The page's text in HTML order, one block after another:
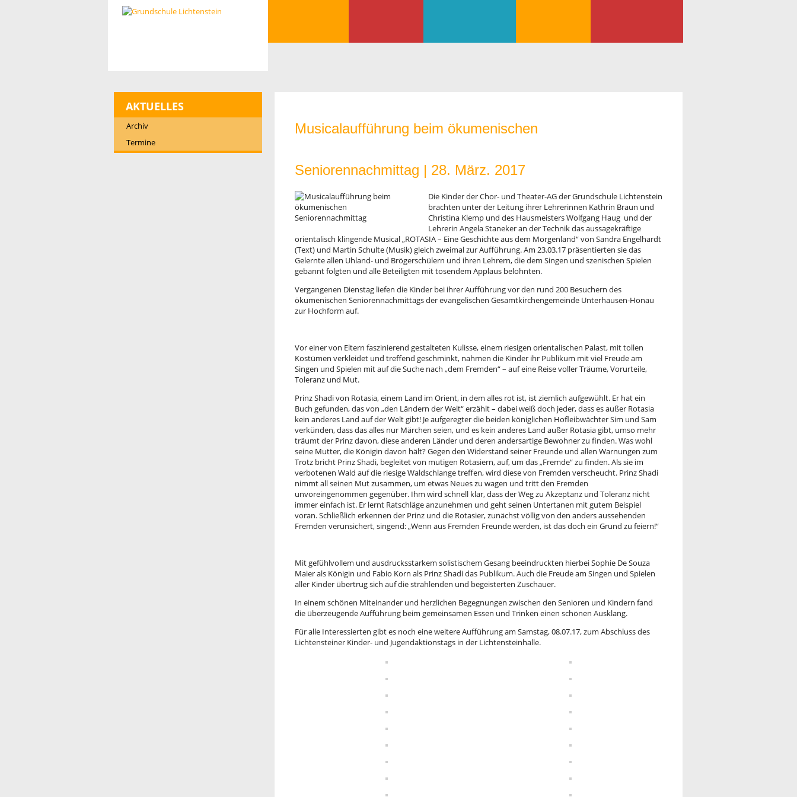
AKTUELLES
Archiv
Termine
Musicalaufführung beim ökumenischen
Seniorennachmittag | 28. März. 2017
Die Kinder der Chor- und Theater-AG der Grundschule Lichtenstein
brachten unter der Leitung ihrer Lehrerinnen Kathrin Braun und
Christina Klemp und des Hausmeisters Wolfgang Haug und der
Lehrerin Angela Staneker an der Technik das aussagekräftige
orientalisch klingende Musical „ROTASIA – Eine Geschichte aus dem Morgenland“ von Sandra Engelhardt
(Text) und Martin Schulte (Musik) gleich zweimal zur Aufführung. Am 23.03.17 präsentierten sie das
Gelernte allen Uhland- und Brögerschülern und ihren Lehrern, die dem Singen und szenischen Spielen
gebannt folgten und alle Beteiligten mit tosendem Applaus belohnten.
Vergangenen Dienstag liefen die Kinder bei ihrer Aufführung vor den rund 200 Besuchern des
ökumenischen Seniorennachmittags der evangelischen Gesamtkirchengemeinde Unterhausen-Honau
zur Hochform auf.
Vor einer von Eltern faszinierend gestalteten Kulisse, einem riesigen orientalischen Palast, mit tollen
Kostümen verkleidet und treffend geschminkt, nahmen die Kinder ihr Publikum mit viel Freude am
Singen und Spielen mit auf die Suche nach „dem Fremden“ – auf eine Reise voller Träume, Vorurteile,
Toleranz und Mut.
Prinz Shadi von Rotasia, einem Land im Orient, in dem alles rot ist, ist ziemlich aufgewühlt. Er hat ein
Buch gefunden, das von „den Ländern der Welt“ erzählt – dabei weiß doch jeder, dass es außer Rotasia
kein anderes Land auf der Welt gibt! Je aufgeregter die beiden königlichen Hofleibwächter Sim und Sam
verkünden, dass das alles nur Märchen seien, und es kein anderes Land außer Rotasia gibt, umso mehr
träumt der Prinz davon, diese anderen Länder und deren andersartige Bewohner zu finden. Was wohl
seine Mutter, die Königin davon hält? Gegen den Widerstand seiner Freunde und allen Warnungen zum
Trotz bricht Prinz Shadi, begleitet von mutigen Rotasiern, auf, um das „Fremde“ zu finden. Als sie im
verbotenen Wald auf die riesige Waldschlange treffen, wird diese von Fremden verscheucht. Prinz Shadi
nimmt all seinen Mut zusammen, um etwas Neues zu wagen und tritt den Fremden
unvoreingenommen gegenüber. Ihm wird schnell klar, dass der Weg zu Akzeptanz und Toleranz nicht
immer einfach ist. Er lernt Ratschläge anzunehmen und geht seinen Untertanen mit gutem Beispiel
voran. Schließlich erkennen der Prinz und die Rotasier, zunächst völlig von den anders aussehenden
Fremden verunsichert, singend: „Wenn aus Fremden Freunde werden, ist das doch ein Grund zu feiern!“
Mit gefühlvollem und ausdrucksstarkem solistischem Gesang beeindruckten hierbei Sophie De Souza
Maier als Königin und Fabio Korn als Prinz Shadi das Publikum. Auch die Freude am Singen und Spielen
aller Kinder übertrug sich auf die strahlenden und begeisterten Zuschauer.
In einem schönen Miteinander und herzlichen Begegnungen zwischen den Senioren und Kindern fand
die überzeugende Aufführung beim gemeinsamen Essen und Trinken einen schönen Ausklang.
Für alle Interessierten gibt es noch eine weitere Aufführung am Samstag, 08.07.17, zum Abschluss des
Lichtensteiner Kinder- und Jugendaktionstags in der Lichtensteinhalle.